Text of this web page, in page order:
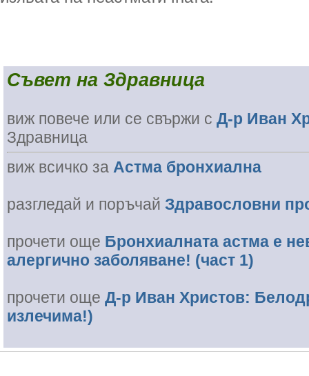
Съвет на Здравница
виж повече или се свържи с Д-р Иван
Здравница
виж всичко за Астма бронхиална
разгледай и поръчай Здравословни
прочети още Бронхиалната астма е
алергично заболяване! (част 1)
прочети още Д-р Иван Христов:
излечима!)